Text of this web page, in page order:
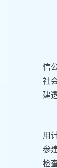
信
社
建
用
参
检